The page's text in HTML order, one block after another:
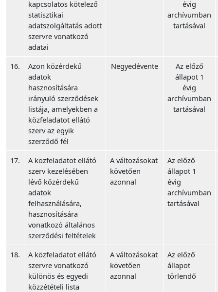
kapcsolatos kötelező
statisztikai
adatszolgáltatás adott
szervre vonatkozó
adatai
évig
archívumban
tartásával
16.
Azon közérdekű
adatok
hasznosítására
irányuló szerződések
listája, amelyekben a
közfeladatot ellátó
szerv az egyik
szerződő fél
Negyedévente
Az előző
állapot 1
évig
archívumban
tartásával
17.
A közfeladatot ellátó
szerv kezelésében
lévő közérdekű
adatok
felhasználására,
hasznosítására
vonatkozó általános
szerződési feltételek
A változásokat
követően
azonnal
Az előző
állapot 1
évig
archívumban
tartásával
18.
A közfeladatot ellátó
szervre vonatkozó
különös és egyedi
közzétételi lista
A változásokat
követően
azonnal
Az előző
állapot
törlendő